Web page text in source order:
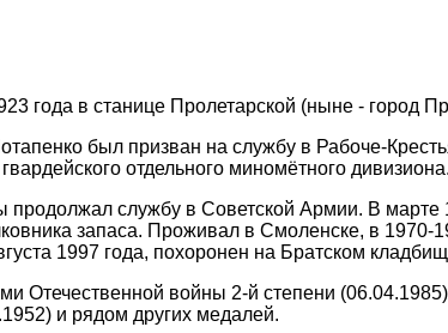
года в станице Пролетарской (ныне - город
был призван на службу в Рабоче-
отдельного миномётного дивизиона.
продолжал службу в Советской Армии. В марте
запаса. Проживал в Смоленске, в 1970-
1997 года, похоронен на Братском
Отечественной войны 2-й степени
и рядом других медалей.